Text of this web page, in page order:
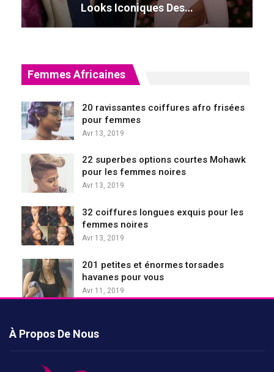
Looks Iconiques Des…
Femmes Africaines
20 ravissantes coiffures afro frisées
pour femmes
Avr 13, 2019
22 superbes options courtes Mohawk
pour les femmes noires
Avr 13, 2019
32 coiffures longues exquis pour les
femmes noires
Avr 13, 2019
201 petites et énormes torsades
havanes pour vous
Avr 11, 2019
À Propos De Nous